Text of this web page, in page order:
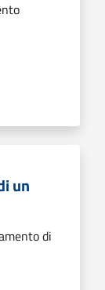
un
di